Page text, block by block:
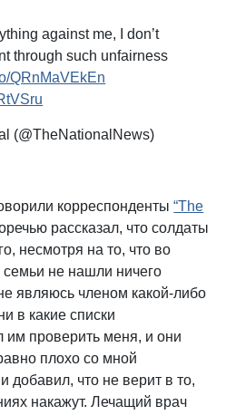
against me, I don’t
through such unfairness
QRnMaVEkEn
(@TheNationalNews)
корреспонденты“The
рассказал, что солдаты
несмотря на то, что во
не нашли ничего
являюсь членом какой-либо
в какие списки
им проверить меня, и они
плохо со мной
добавил, что не верит в то,
накажут. Лечащий врач